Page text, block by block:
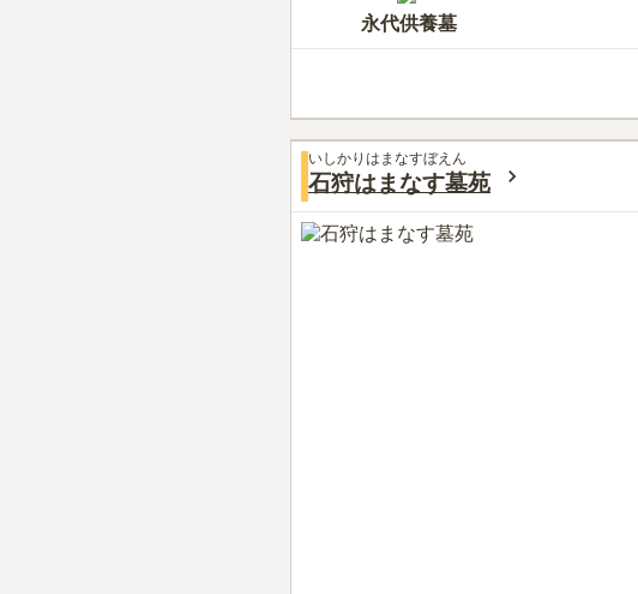
永代供養墓
いしかりはまなすぼえん
石狩はまなす墓苑